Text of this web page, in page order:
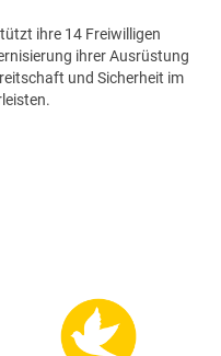
ihre 14 Freiwilligen
ihrer Ausrüstung
und Sicherheit im